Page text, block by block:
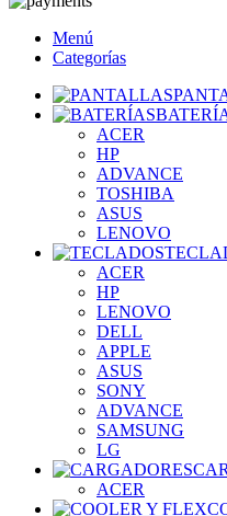
Menú
Categorías
ACER
HP
ADVANCE
TOSHIBA
ASUS
LENOVO
ACER
HP
LENOVO
DELL
APPLE
ASUS
SONY
ADVANCE
SAMSUNG
LG
ACER